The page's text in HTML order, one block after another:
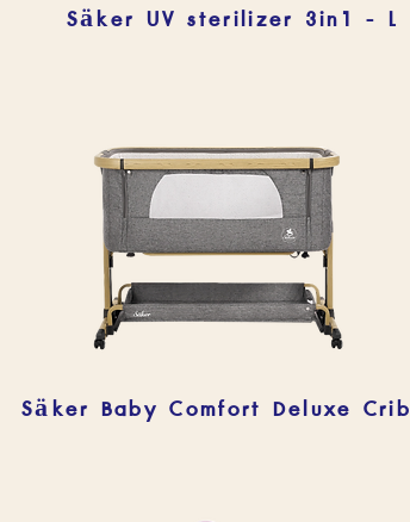
Säker UV sterilizer 3in1 - L
Säker Baby Comfort Deluxe Crib